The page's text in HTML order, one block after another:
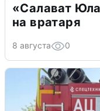
«Салават
на вратаря
8 августа 0